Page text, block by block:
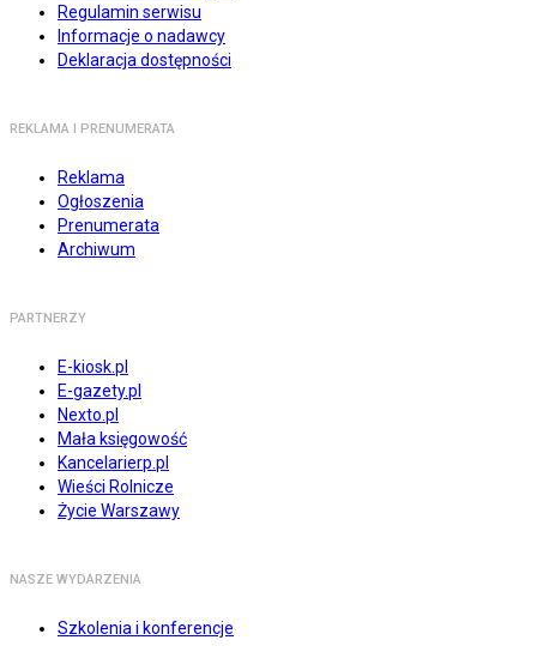
Regulamin serwisu
Informacje o nadawcy
Deklaracja dostępności
REKLAMA I PRENUMERATA
Reklama
Ogłoszenia
Prenumerata
Archiwum
PARTNERZY
E-kiosk.pl
E-gazety.pl
Nexto.pl
Mała księgowość
Kancelarierp.pl
Wieści Rolnicze
Życie Warszawy
NASZE WYDARZENIA
Szkolenia i konferencje